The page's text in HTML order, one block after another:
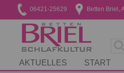
06421-25629 Betten Briel,
AKTUELLES START